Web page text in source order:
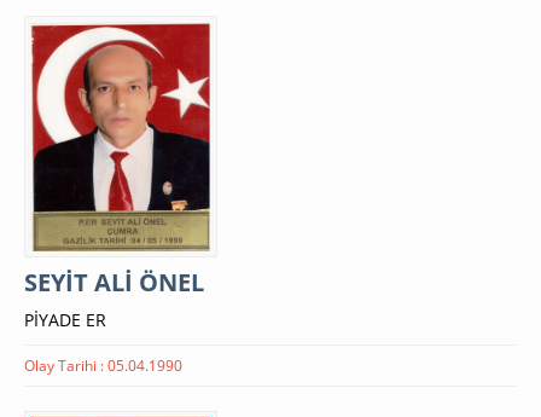
SEYİT ALİ ÖNEL
PİYADE ER
Olay Tarihi : 05.04.1990